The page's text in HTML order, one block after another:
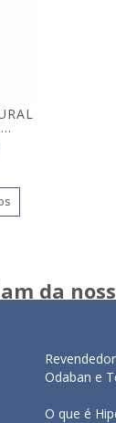
da
Odaban e
O que é